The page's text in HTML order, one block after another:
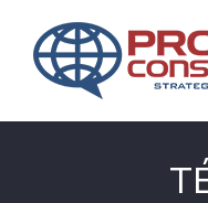
contenido